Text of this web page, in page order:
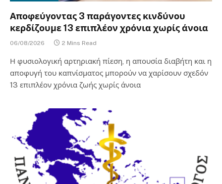
Αποφεύγοντας 3 παράγοντες κινδύνου
κερδίζουμε 13 επιπλέον χρόνια χωρίς άνοια
06/08/2026 2 Mins Read
Η φυσιολογική αρτηριακή πίεση, η απουσία διαβήτη και η
αποφυγή του καπνίσματος μπορούν να χαρίσουν σχεδόν
13 επιπλέον χρόνια ζωής χωρίς άνοια